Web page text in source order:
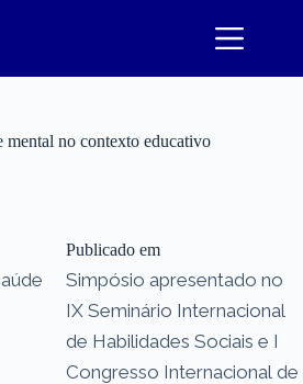
mental no contexto educativo
Publicado em
Simpósio apresentado no
IX Seminário Internacional
de Habilidades Sociais e I
Congresso Internacional de